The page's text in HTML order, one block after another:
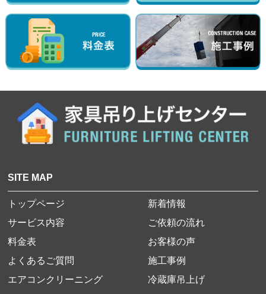
SITE MAP
トップページ
新着情報
サービス内容
ご依頼の流れ
料金表
お客様の声
よくあるご質問
施工事例
エアコンクリーニング
冷蔵庫吊上げ